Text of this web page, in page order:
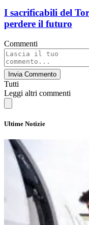
I sacrificabili del
perdere il futuro
Commenti
Invia Commento
Tutti
Leggi altri commenti
Ultime Notizie